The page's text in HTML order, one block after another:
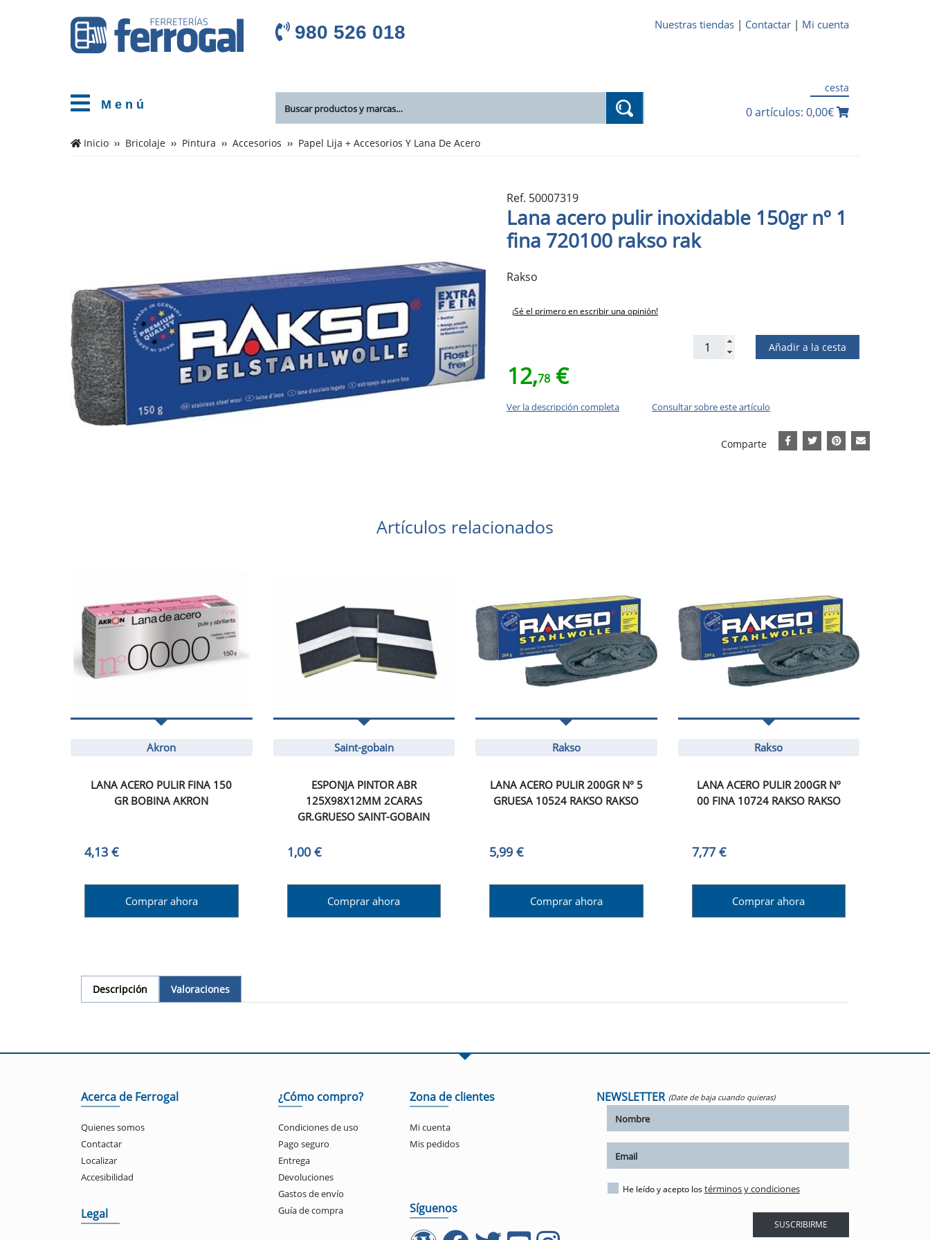
M e n ú
980 526 018 Nuestras tiendas | Contactar | Mi cuenta
cesta
0 artículos: 0,00€
Inicio Bricolaje Pintura Accesorios Papel Lija + Accesorios Y Lana De Acero
Ref. 50007319
Lana acero pulir inoxidable 150gr nº 1
fina 720100 rakso rak
Rakso
¡Sé el primero en escribir una opinión!
Añadir a la cesta
12,78 €
Ver la descripción completa Consultar sobre este artículo
Comparte
Artículos relacionados
Akron
LANA ACERO PULIR FINA 150
GR BOBINA AKRON
4,13 €
Comprar ahora
Saint-gobain
ESPONJA PINTOR ABR
125X98X12MM 2CARAS
GR.GRUESO SAINT-GOBAIN
1,00 €
Comprar ahora
Rakso
LANA ACERO PULIR 200GR Nº 5
GRUESA 10524 RAKSO RAKSO
5,99 €
Comprar ahora
Rakso
LANA ACERO PULIR 200GR Nº
00 FINA 10724 RAKSO RAKSO
7,77 €
Comprar ahora
Descripción Valoraciones
Acerca de Ferrogal
Quienes somos
Contactar
Localizar
Accesibilidad
Legal
¿Cómo compro?
Condiciones de uso
Pago seguro
Entrega
Devoluciones
Gastos de envío
Guía de compra
Zona de clientes
Mi cuenta
Mis pedidos
Síguenos
NEWSLETTER (Date de baja cuando quieras)
He leído y acepto lostérminos y condiciones
SUSCRIBIRME